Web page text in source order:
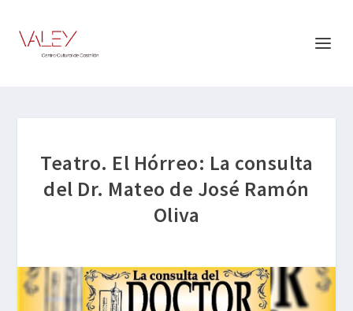
Teatro. El Hórreo: La consulta
del Dr. Mateo de José Ramón
Oliva